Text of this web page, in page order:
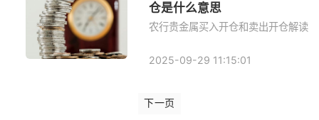
仓是什么意思
农行贵金属买入开仓和卖出开仓解读
2025-09-29 11:15:01
下一页